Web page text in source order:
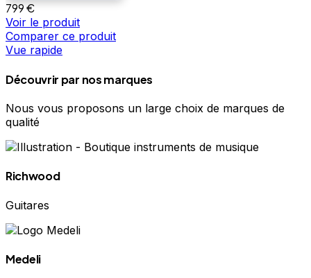
799€
Voir le produit
Comparer ce produit
Vue rapide
Découvrir par nos marques
Nous vous proposons un large choix de marques de
qualité
Richwood
Guitares
Medeli